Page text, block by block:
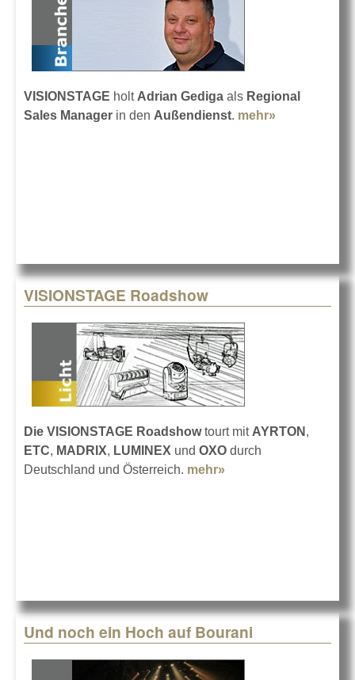
VISIONSTAGE holt Adrian Gediga als Regional
Sales Manager in den Außendienst. mehr»
VISIONSTAGE Roadshow
Die VISIONSTAGE Roadshowtourt mit AYRTON ,
ETC, MADRIX, LUMINEX und OXO durch
Deutschland und Österreich. mehr»
Und noch ein Hoch auf Bourani